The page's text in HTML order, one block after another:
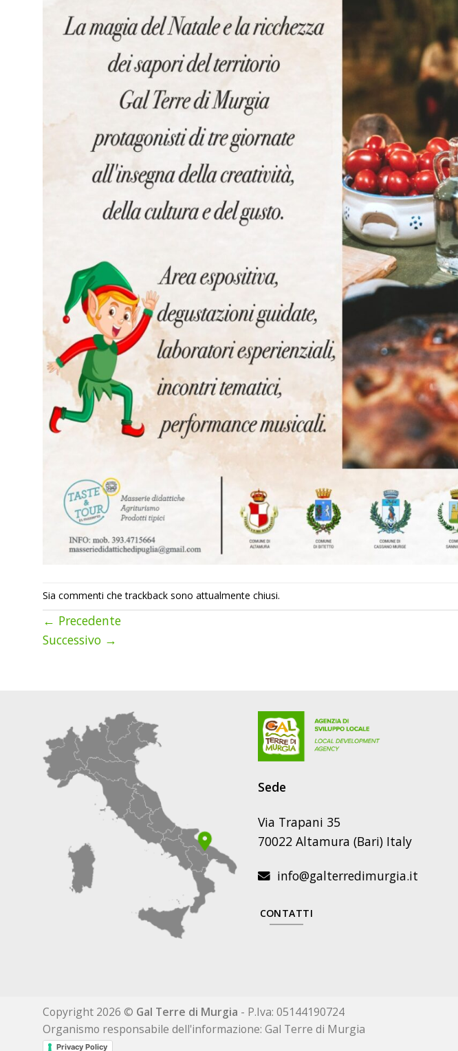
Sia commenti che trackback sono attualmente chiusi.
← Precedente
Successivo →
Sede
Via Trapani 35
70022 Altamura (Bari) Italy
info@galterredimurgia.it
CONTATTI
Copyright 2026 © Gal Terre di Murgia - P.Iva: 05144190724
Organismo responsabile dell'informazione: Gal Terre di Murgia
Privacy Policy